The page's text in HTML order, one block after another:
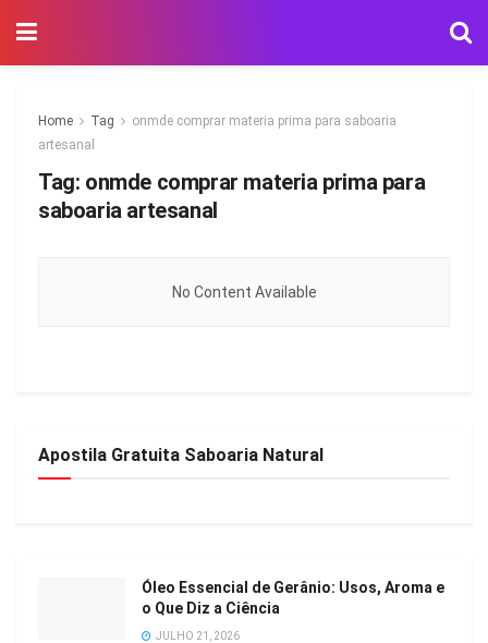
Home Tag
onmde comprar materia prima para saboaria
artesanal
Tag: onmde comprar materia prima para
saboaria artesanal
No Content Available
Apostila Gratuita Saboaria Natural
Óleo Essencial de Gerânio: Usos, Aroma e
o Que Diz a Ciência
JULHO 21, 2026